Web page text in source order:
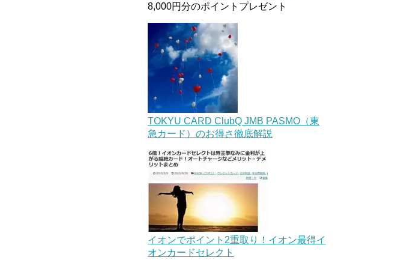
8,000円分のポイントプレゼント
TOKYU CARD ClubQ JMB PASMO（東
急カード）のお得さ徹底解説
イオンでポイント2重取り！イオン最得イ
オンカードセレクト